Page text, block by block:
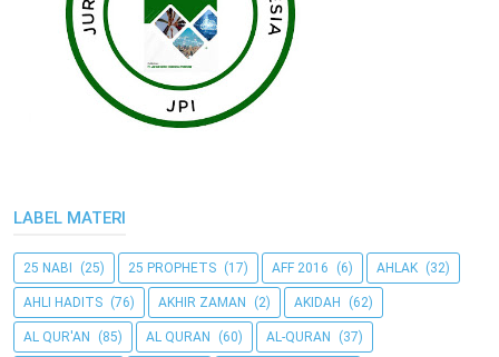
LABEL MATERI
25 NABI (25) 25 PROPHETS (17) AFF 2016 (6) AHLAK (32)
AHLI HADITS (76) AKHIR ZAMAN (2) AKIDAH (62)
AL QUR'AN (85) AL QURAN (60) AL-QURAN (37)